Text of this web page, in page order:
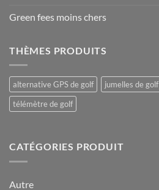
Green fees moins chers
THÈMES PRODUITS
alternative GPS de golf jumelles de golf
télémètre de golf
CATÉGORIES PRODUIT
Autre